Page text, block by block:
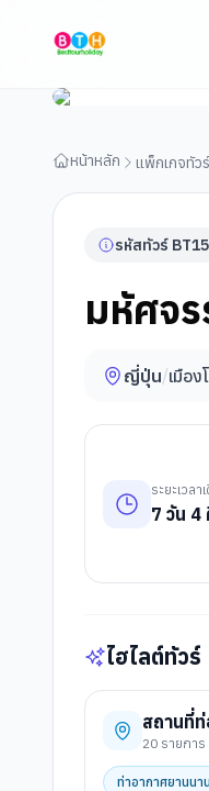
หน้าหลัก แพ็กเกจทัวร์
รหัสทัวร์ BT
มหัศจ
ญี่ปุ่น/เมือง
ระยะเวลา
7 วัน 4
ไฮไลต์ทัวร์
สถานที่ท่
20 รายการ
ท่าอากาศยานนา